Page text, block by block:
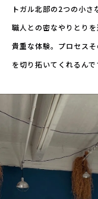
トガル北部の2つの小さ
職人との密なやりとり
貴重な体験。プロセス
を切り拓いてくれるんで